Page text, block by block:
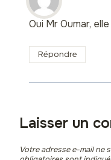
Oui Mr Oumar,
Répondre
Laisser un
Votre adresse e-mail ne